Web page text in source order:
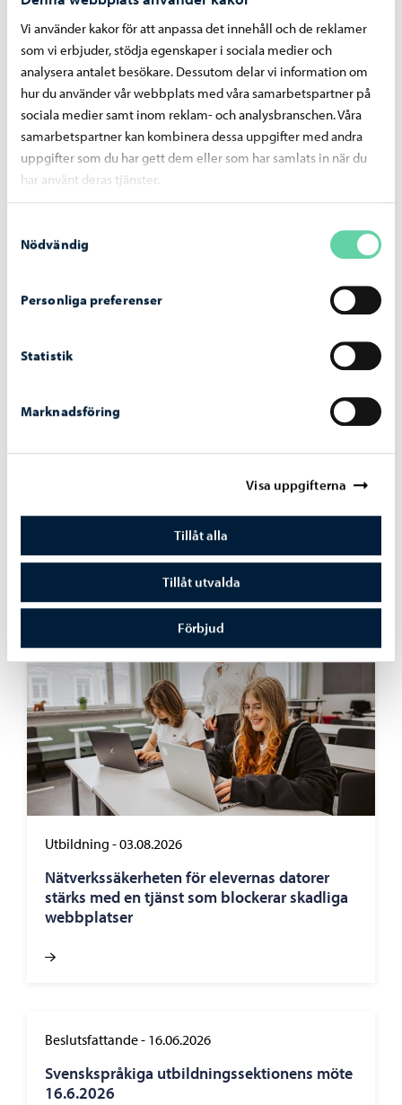
Vi använder kakor för att anpassa det innehåll och de reklamer
som vi erbjuder, stödja egenskaper i sociala medier och
analysera antalet besökare. Dessutom delar vi information om
hur du använder vår webbplats med våra samarbetspartner på
sociala medier samt inom reklam- och analysbranschen. Våra
samarbetspartner kan kombinera dessa uppgifter med andra
uppgifter som du har gett dem eller som har samlats in när du
har använt deras tjänster.
Nödvändig
Personliga preferenser
Statistik
Marknadsföring
Visa uppgifterna
Tillåt alla
Tillåt utvalda
Förbjud
serviceområden, dvs. ledningen, finsk- och svenskspråkiga
grundläggande utbildningen och gymnasieutbildningen
samt tjänsterna inom småbarnpedagogik.
Beredningen av budgeten framskrider i enlighet med den
tidtabell som stadsstyrelsen fastställt. Stadsdirektörens
budgetförslag publiceras i oktober och stadsstyrelsen och
fullmäktige behandlar budgeten i oktober och november.
föredragningslista 24.9.2025
vuxna vid Linnankosken lukio pågår
Utbildning -03.08.2026
Nätverkssäkerheten för elevernas datorer
stärks med en tjänst som blockerar skadliga
webbplatser
Beslutsfattande- 16.06.2026
Svenskspråkiga utbildningssektionens möte
16.6.2026